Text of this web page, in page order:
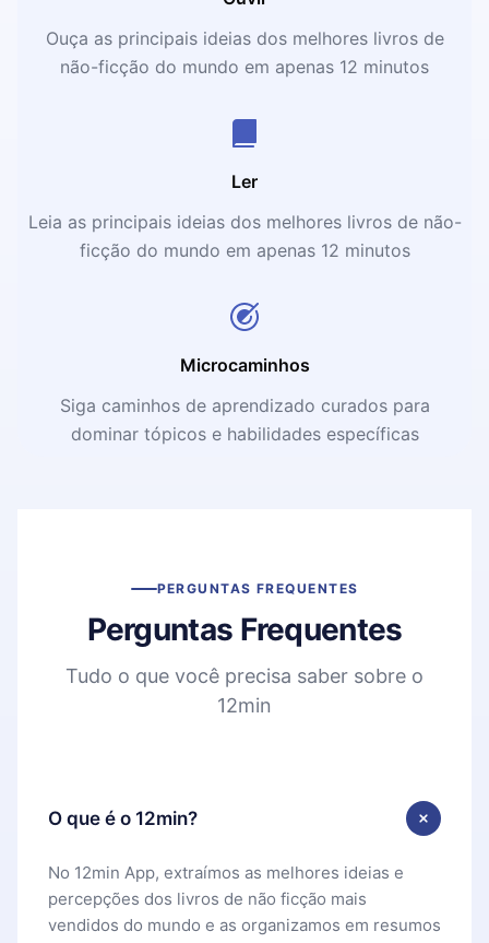
Ouça as principais ideias dos melhores livros de
não-ficção do mundo em apenas 12 minutos
Ler
Leia as principais ideias dos melhores livros de não-
ficção do mundo em apenas 12 minutos
Microcaminhos
Siga caminhos de aprendizado curados para
dominar tópicos e habilidades específicas
PERGUNTAS FREQUENTES
Perguntas Frequentes
Tudo o que você precisa saber sobre o
12min
O que é o 12min?
No 12min App, extraímos as melhores ideias e
percepções dos livros de não ficção mais
vendidos do mundo e as organizamos em resumos